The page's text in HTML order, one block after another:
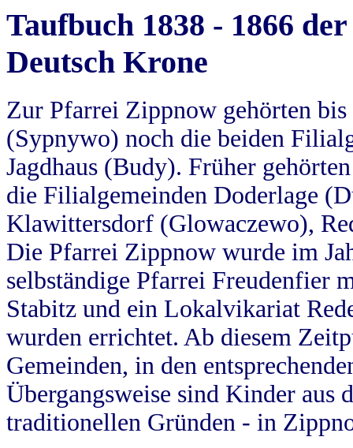
Taufbuch 1838 - 1866
Deutsch Krone
Zur Pfarrei Zippnow gehörten
(Sypnywo) noch die beiden
Jagdhaus (Budy). Früher
die Filialgemeinden Doderlage
Klawittersdorf (Glowaczewo),
Die Pfarrei Zippnow wurde im
selbständige Pfarrei Freudenfier
Stabitz und ein Lokalvikariat
wurden errichtet. Ab diesem
Gemeinden, in den
Übergangsweise sind Kinder aus
traditionellen Gründen - in